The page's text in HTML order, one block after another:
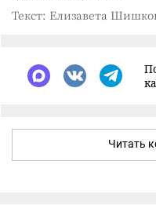
Текст: Елизавета
Читать